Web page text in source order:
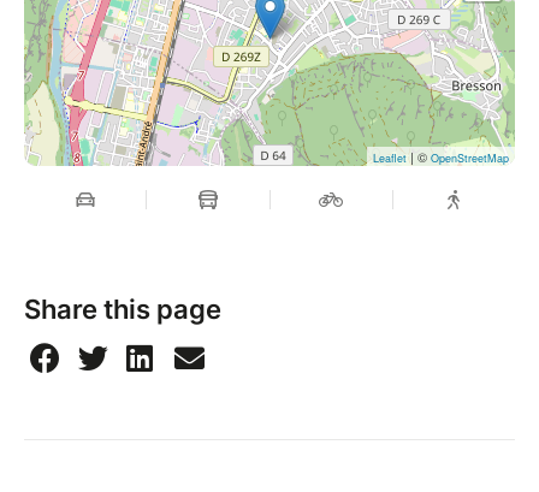
Leaflet | © OpenStreetMap
Share this page